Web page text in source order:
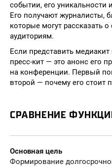
событии, его уникальности
Его получают
которые могут рассказать
аудиториям.
Если представить
пресс-кит — это анонс его
на конференции. Первый
второй — почему его стоит
СРАВНЕНИЕ
Основная цель
Формирование